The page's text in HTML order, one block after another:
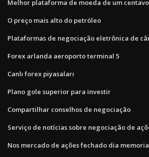
Melhor plataforma de moeda de um
O preço mais alto do petróleo
Plataformas de negociação eletrônica de
Forex arlanda aeroporto terminal 5
Canlı forex piyasaları
Plano gole superior para investir
Compartilhar conselhos de negociação
Serviço de notícias sobre negociação de
Nos mercado de ações fechado dia